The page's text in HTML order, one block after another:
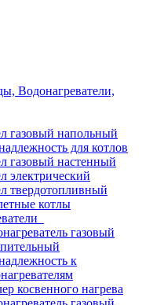
Водонагреватели,
газовый напольный
для котлов
газовый настенный
электрический
твердотопливный
котлы
газовый
к
косвенного нагрева